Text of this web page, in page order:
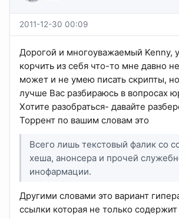
2011-12-30 00:09
Дорогой и многоуважаемый Kenny,
корчить из себя что-то мне давно
может и не умею писать скрипты,
лучше Вас разбираюсь в вопросах
Хотите разобраться- давайте
Торрент по вашим словам это
Всего лишь текстовый фалик со
хеша, анонсера и прочей
инофармации.
Другими словами это вариант
ссылки которая не только